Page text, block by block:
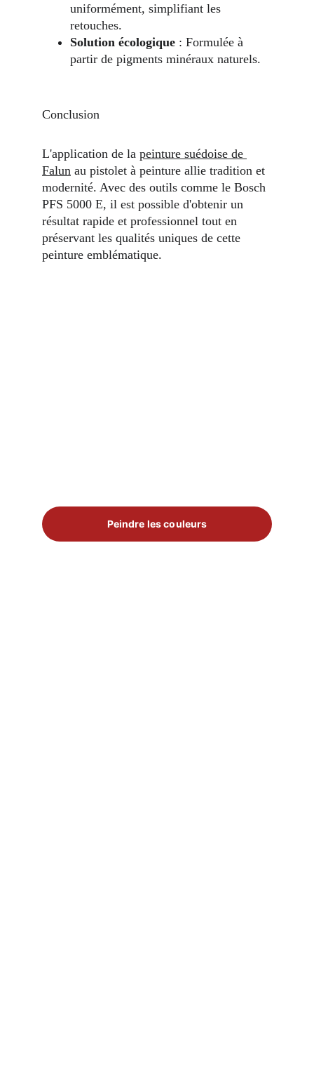
uniformément, simplifiant les
retouches.
Solution écologique : Formulée à
partir de pigments minéraux naturels.
Conclusion
L'application de la peinture suédoise de
Falun au pistolet à peinture allie tradition et
modernité. Avec des outils comme le Bosch
PFS 5000 E, il est possible d'obtenir un
résultat rapide et professionnel tout en
préservant les qualités uniques de cette
peinture emblématique.
Peindre les couleurs